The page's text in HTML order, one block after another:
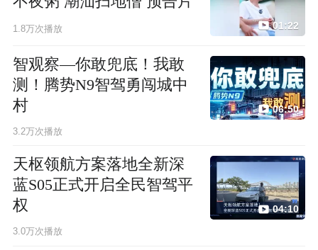
1.8万次播放 01:22
智观察—你敢兜底！我敢
测！腾势N9智驾勇闯城中
村
3.2万次播放
06:50
天枢领航方案落地全新深
蓝S05正式开启全民智驾平
权
3.0万次播放
04:10